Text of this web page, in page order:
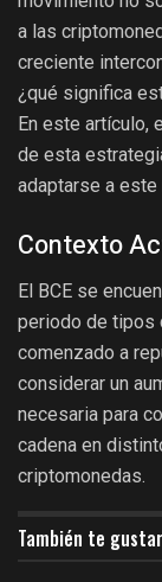
a las
creciente
¿qué significa
En este artículo,
de esta
adaptarse a este
Contexto
El BCE se
periodo de tipos
comenzado a
considerar un
necesaria para
cadena en
criptomonedas.
También te